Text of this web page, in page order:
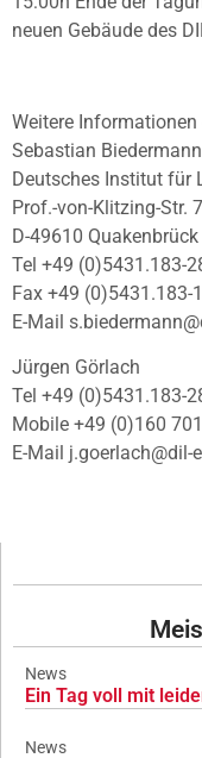
neuen Gebäude des
Weitere Informationen
Sebastian Biedermann
Deutsches Institut für
Prof.-von-Klitzing-Str. 7
D-49610 Quakenbrück
Tel +49 (0)5431.183-
Fax +49 (0)5431.183-
E-Mail
Jürgen Görlach
Tel +49 (0)5431.183-
Mobile +49 (0)160
E-Mail j.goerlach@dil-
News
Ein Tag voll mit
News